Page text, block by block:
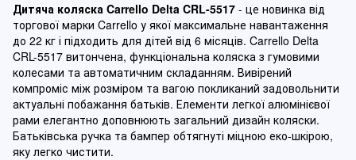
Дитяча коляска Carrello Delta CRL-5517 - це новинка від
торгової марки Carrello у якої максимальне навантаження
до 22 кг і підходить для дітей від 6 місяців. Carrello Delta
CRL-5517 витончена, функціональна коляска з гумовими
колесами та автоматичним складанням. Вивірений
компроміс між розміром та вагою покликаний задовольнити
актуальні побажання батьків. Елементи легкої алюмінієвої
рами елегантно доповнюють загальний дизайн коляски.
Батьківська ручка та бампер обтягнуті міцною еко-шкірою,
яку легко чистити.